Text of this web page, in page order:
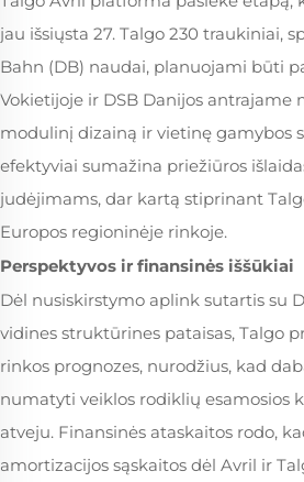
jau išsiųsta 27. Talgo 230 traukiniai,
Bahn (DB) naudai, planuojami būti
Vokietijoje ir DSB Danijos antrajame
modulinį dizainą ir vietinę gamybos
efektyviai sumažina priežiūros
judėjimams, dar kartą stiprinant
Europos regioninėje rinkoje.
Perspektyvos ir finansinės iššūkiai
Dėl nusiskirstymo aplink sutartis su
vidines struktūrines pataisas, Talgo
rinkos prognozes, nurodžius, kad
numatyti veiklos rodiklių esamosios
atveju. Finansinės ataskaitos rodo,
amortizacijos sąskaitos dėl Avril ir